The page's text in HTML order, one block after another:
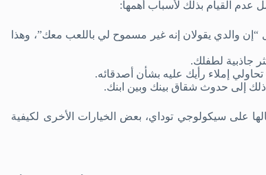
والدي يقولان إنه غير مسموح لي باللعب معك”، وهذا
جاذبية لطفلك.
إملاء رأيك عليه بشأن أصدقائه.
إلى حدوث شقاق بينك وبين ابنك.
على سيكولوجي توداي، بعض الخيارات الأخرى لكيفية